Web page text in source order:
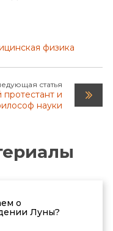
физика
статья
и
науки
о
Луны?